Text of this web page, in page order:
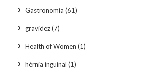
Gastronomia (61)
gravidez(7)
Health of Women (1)
hérnia inguinal (1)